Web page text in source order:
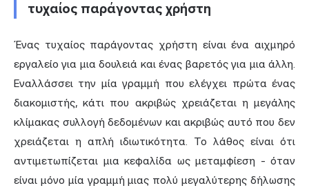
τυχαίος παράγοντας χρήστη
Ένας τυχαίος παράγοντας χρήστη είναι ένα αιχμηρό
εργαλείο για μια δουλειά και ένας βαρετός για μια άλλη.
Εναλλάσσει την μία γραμμή που ελέγχει πρώτα ένας
διακομιστής, κάτι που ακριβώς χρειάζεται η μεγάλης
κλίμακας συλλογή δεδομένων και ακριβώς αυτό που δεν
χρειάζεται η απλή ιδιωτικότητα. Το λάθος είναι ότι
αντιμετωπίζεται μια κεφαλίδα ως μεταμφίεση - όταν
είναι μόνο μία γραμμή μιας πολύ μεγαλύτερης δήλωσης